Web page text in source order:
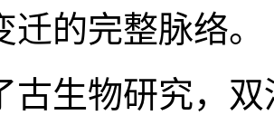
迁的完整脉络。
物研究，双